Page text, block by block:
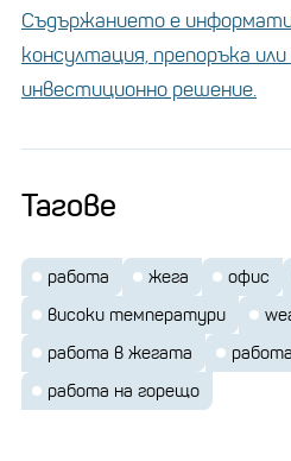
Съдържанието е
консултация, препоръка
инвестиционно решение.
Тагове
работа жега офис
високи температури
работа в жегата
работа на горещо